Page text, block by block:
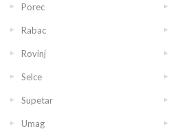
Porec
Rabac
Rovinj
Selce
Supetar
Umag